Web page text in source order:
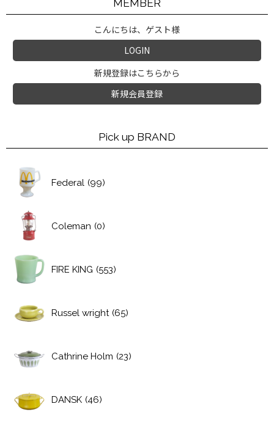
MEMBER
こんにちは、ゲスト様
LOGIN
新規登録はこちらから
新規会員登録
Pick up BRAND
Federal (99)
Coleman (0)
FIRE KING (553)
Russel wright (65)
Cathrine Holm (23)
DANSK (46)